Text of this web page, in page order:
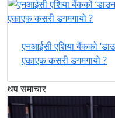
एनआईसी एशिया बैंकको
एकाएक कसरी डगमगायो ?
थप समाचार